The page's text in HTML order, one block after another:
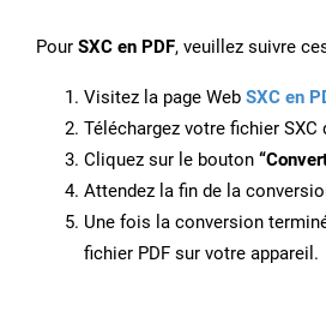
Pour SXC en PDF, veuillez suivre
Visitez la page Web SXC en
Téléchargez votre fichier
Cliquez sur le bouton
Attendez la fin de la
Une fois la conversion
fichier PDF sur votre appareil.